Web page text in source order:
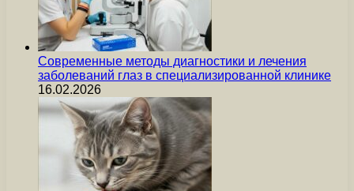
Современные методы диагностики и лечения
заболеваний глаз в специализированной клинике
16.02.2026